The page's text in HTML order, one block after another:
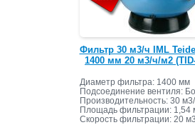
Фильтр 30 м3/ч IML
1400 мм 20 м3/ч/м2
Диаметр фильтра: 1400 мм
Подсоединение вентиля:
Производительность: 30
Площадь фильтрации: 1,54
Скорость фильтрации: 20